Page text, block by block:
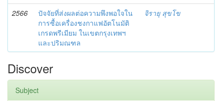
2566
ปัจจัยที่ส่งผลต่อความพึงพอใจใน
การซื้อเครื่องชงกาแฟอัตโนมัติ
เกรดพรีเมียม ในเขตกรุงเทพฯ
และปริมณฑล
จิรายุ สุขโข
Discover
Subject